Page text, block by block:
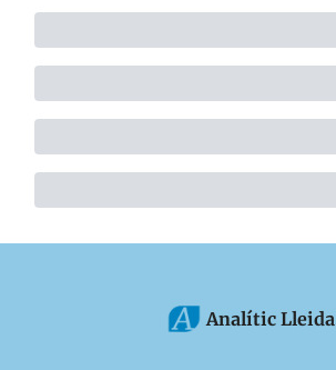
Analític Lleida